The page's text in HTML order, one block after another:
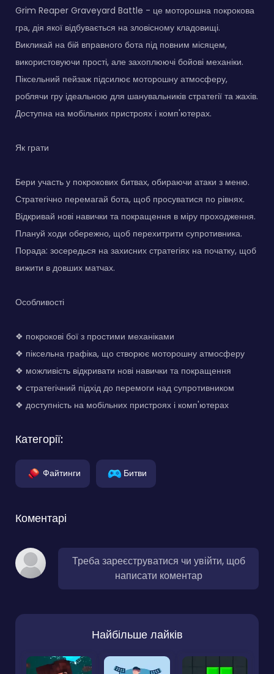
Grim Reaper Graveyard Battle - це моторошна покрокова
гра, дія якої відбувається на зловісному кладовищі.
Викликай на бій вправного бота під повним місяцем,
використовуючи прості, але захоплюючі бойові механіки.
Піксельний пейзаж підсилює моторошну атмосферу,
роблячи гру ідеальною для шанувальників стратегії та жахів.
Доступна на мобільних пристроях і комп'ютерах.
Як грати
Бери участь у покрокових битвах, обираючи атаки з меню.
Стратегічно перемагай бота, щоб просуватися по рівнях.
Відкривай нові навички та покращення в міру проходження.
Плануй ходи обережно, щоб перехитрити супротивника.
Порада: зосередься на захисних стратегіях на початку, щоб
вижити в довших матчах.
Особливості
❖ покрокові бої з простими механіками
❖ піксельна графіка, що створює моторошну атмосферу
❖ можливість відкривати нові навички та покращення
❖ стратегічний підхід до перемоги над супротивником
❖ доступність на мобільних пристроях і комп'ютерах
Категорії:
Файтинги Битви
Коментарі
Треба зареєструватися чи увійти, щоб
написати коментар
Найбільше лайків